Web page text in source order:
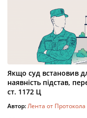
Якщо суд встановив
наявність підстав,
ст. 1172 Ц
Автор:Лента от Протокола